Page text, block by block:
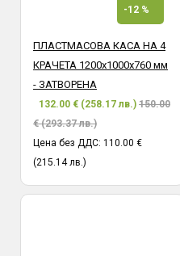
-12 %
ПЛАСТМАСОВА КАСА НА 4
КРАЧЕТА 1200х1000х760 мм
- ЗАТВОРЕНА
132.00 € (258.17 лв.) 150.00
€ (293.37 лв.)
Цена без ДДС: 110.00 €
(215.14 лв.)